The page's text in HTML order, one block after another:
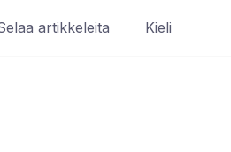
artikkeleita Kieli